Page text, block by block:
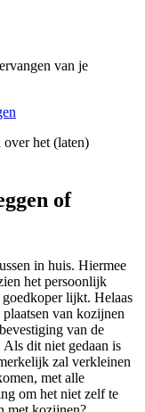
van je
het (laten)
of
in huis. Hiermee
het persoonlijk
lijkt. Helaas
van kozijnen
van de
dit niet gedaan is
zal verkleinen
met alle
om het niet zelf te